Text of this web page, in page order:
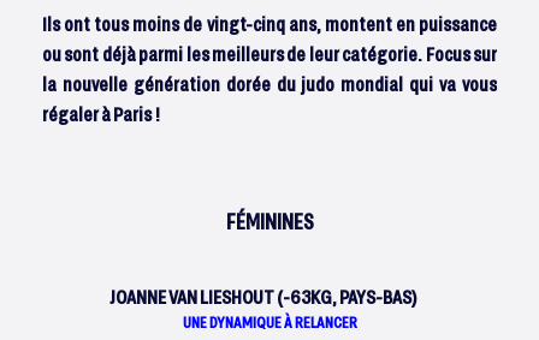
Ils ont tous moins de vingt-cinq ans, montent en puissance
ou sont déjà parmi les meilleurs de leur catégorie. Focus sur
la nouvelle génération dorée du judo mondial qui va vous
régaler à Paris !
FÉMININES
JOANNE VAN LIESHOUT (-63KG, PAYS-BAS)
UNE DYNAMIQUE À RELANCER